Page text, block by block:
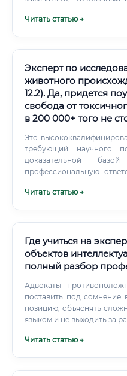
Читать статью →
Эксперт по
животного
12.2). Да, придется
свобода от
в 200 000+ того не
Это
требующий научного
доказательной
профессиональную
необходим в самых разных ситуациях:
контроле качества
спорах о правах на
установлении видовой
при расследовании
животными. Круг
каждый день ✅
12.2 широк и разнообразен.
Читать статью →
Где учиться на
объектов
полный разбор
Адвокаты
поставить под
позицию, объяснять
языком и не выходить за
Читать статью →